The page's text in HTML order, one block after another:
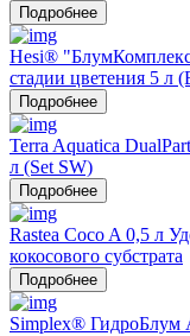
Подробнее
Hesi®
стадии цветения 5 л
Подробнее
Terra Aquatica
л (Set SW)
Подробнее
Rastea Coco A 0,5 л
кокосового субстрата
Подробнее
Simplex® ГидроБлум